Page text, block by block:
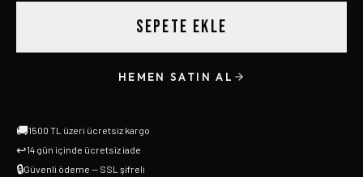
SEPETE EKLE
HEMEN SATIN AL
🚚1500 TL üzeri ücretsiz kargo
↩14 gün içinde ücretsiz iade
🔒Güvenli ödeme — SSL şifreli